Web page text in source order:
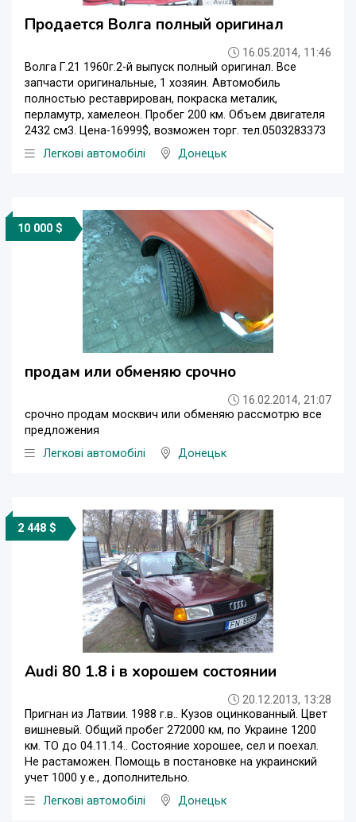
Продается Волга полный оригинал
16.05.2014, 11:46
Волга Г.21 1960г.2-й выпуск полный оригинал. Все
запчасти оригинальные, 1 хозяин. Автомобиль
полностью реставрирован, покраска металик,
перламутр, хамелеон. Пробег 200 км. Объем двигателя
2432 см3. Цена-16999$, возможен торг. тел.0503283373
Легкові автомобілі
Донецьк
10 000 $
продам или обменяю срочно
16.02.2014, 21:07
срочно продам москвич или обменяю рассмотрю все
предложения
Легкові автомобілі
Донецьк
2 448 $
Audi 80 1.8 i в хорошем состоянии
20.12.2013, 13:28
Пригнан из Латвии. 1988 г.в.. Кузов оцинкованный. Цвет
вишневый. Общий пробег 272000 км, по Украине 1200
км. ТО до 04.11.14.. Состояние хорошее, сел и поехал.
Не растаможен. Помощь в постановке на украинский
учет 1000 у.е., дополнительно.
Легкові автомобілі
Донецьк